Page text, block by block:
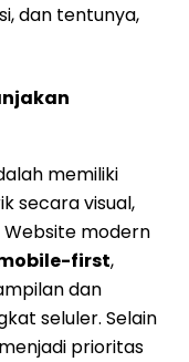
dan tentunya,
memiliki
secara visual,
modern
first,
dan
seluler. Selain
menjadi prioritas